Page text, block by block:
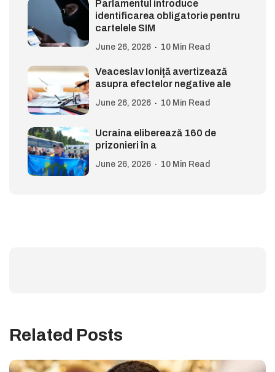
Parlamentul introduce
identificarea obligatorie pentru
cartelele SIM
June 26, 2026 10 Min Read
Veaceslav Ioniță avertizează
asupra efectelor negative ale
June 26, 2026 10 Min Read
Ucraina eliberează 160 de
prizonieri în a
June 26, 2026 10 Min Read
Related Posts